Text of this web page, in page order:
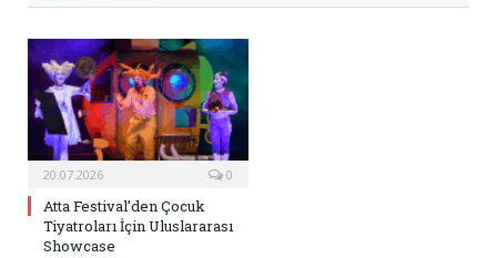
20.07.2026 0
Atta Festival’den Çocuk
Tiyatroları İçin Uluslararası
Showcase